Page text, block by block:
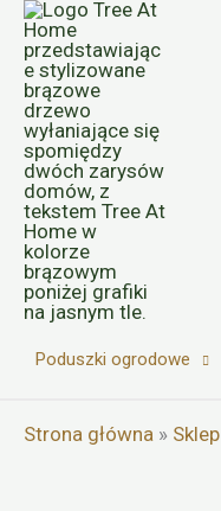
Przejdź
treści
Poduszki ogrodowe
Strona główna » Sklep